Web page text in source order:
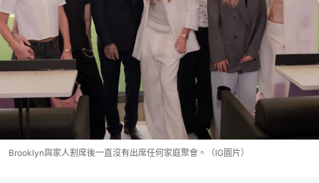
Brooklyn與家人割席後一直沒有出席任何家庭聚會。（IG圖片）